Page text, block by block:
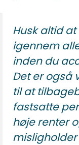
Husk altid
igennem
inden du
Det er også
til at
fastsatte
høje renter
misligholder